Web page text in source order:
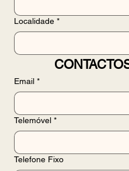
Localidade *
Email *
Telemóvel *
Telefone Fixo